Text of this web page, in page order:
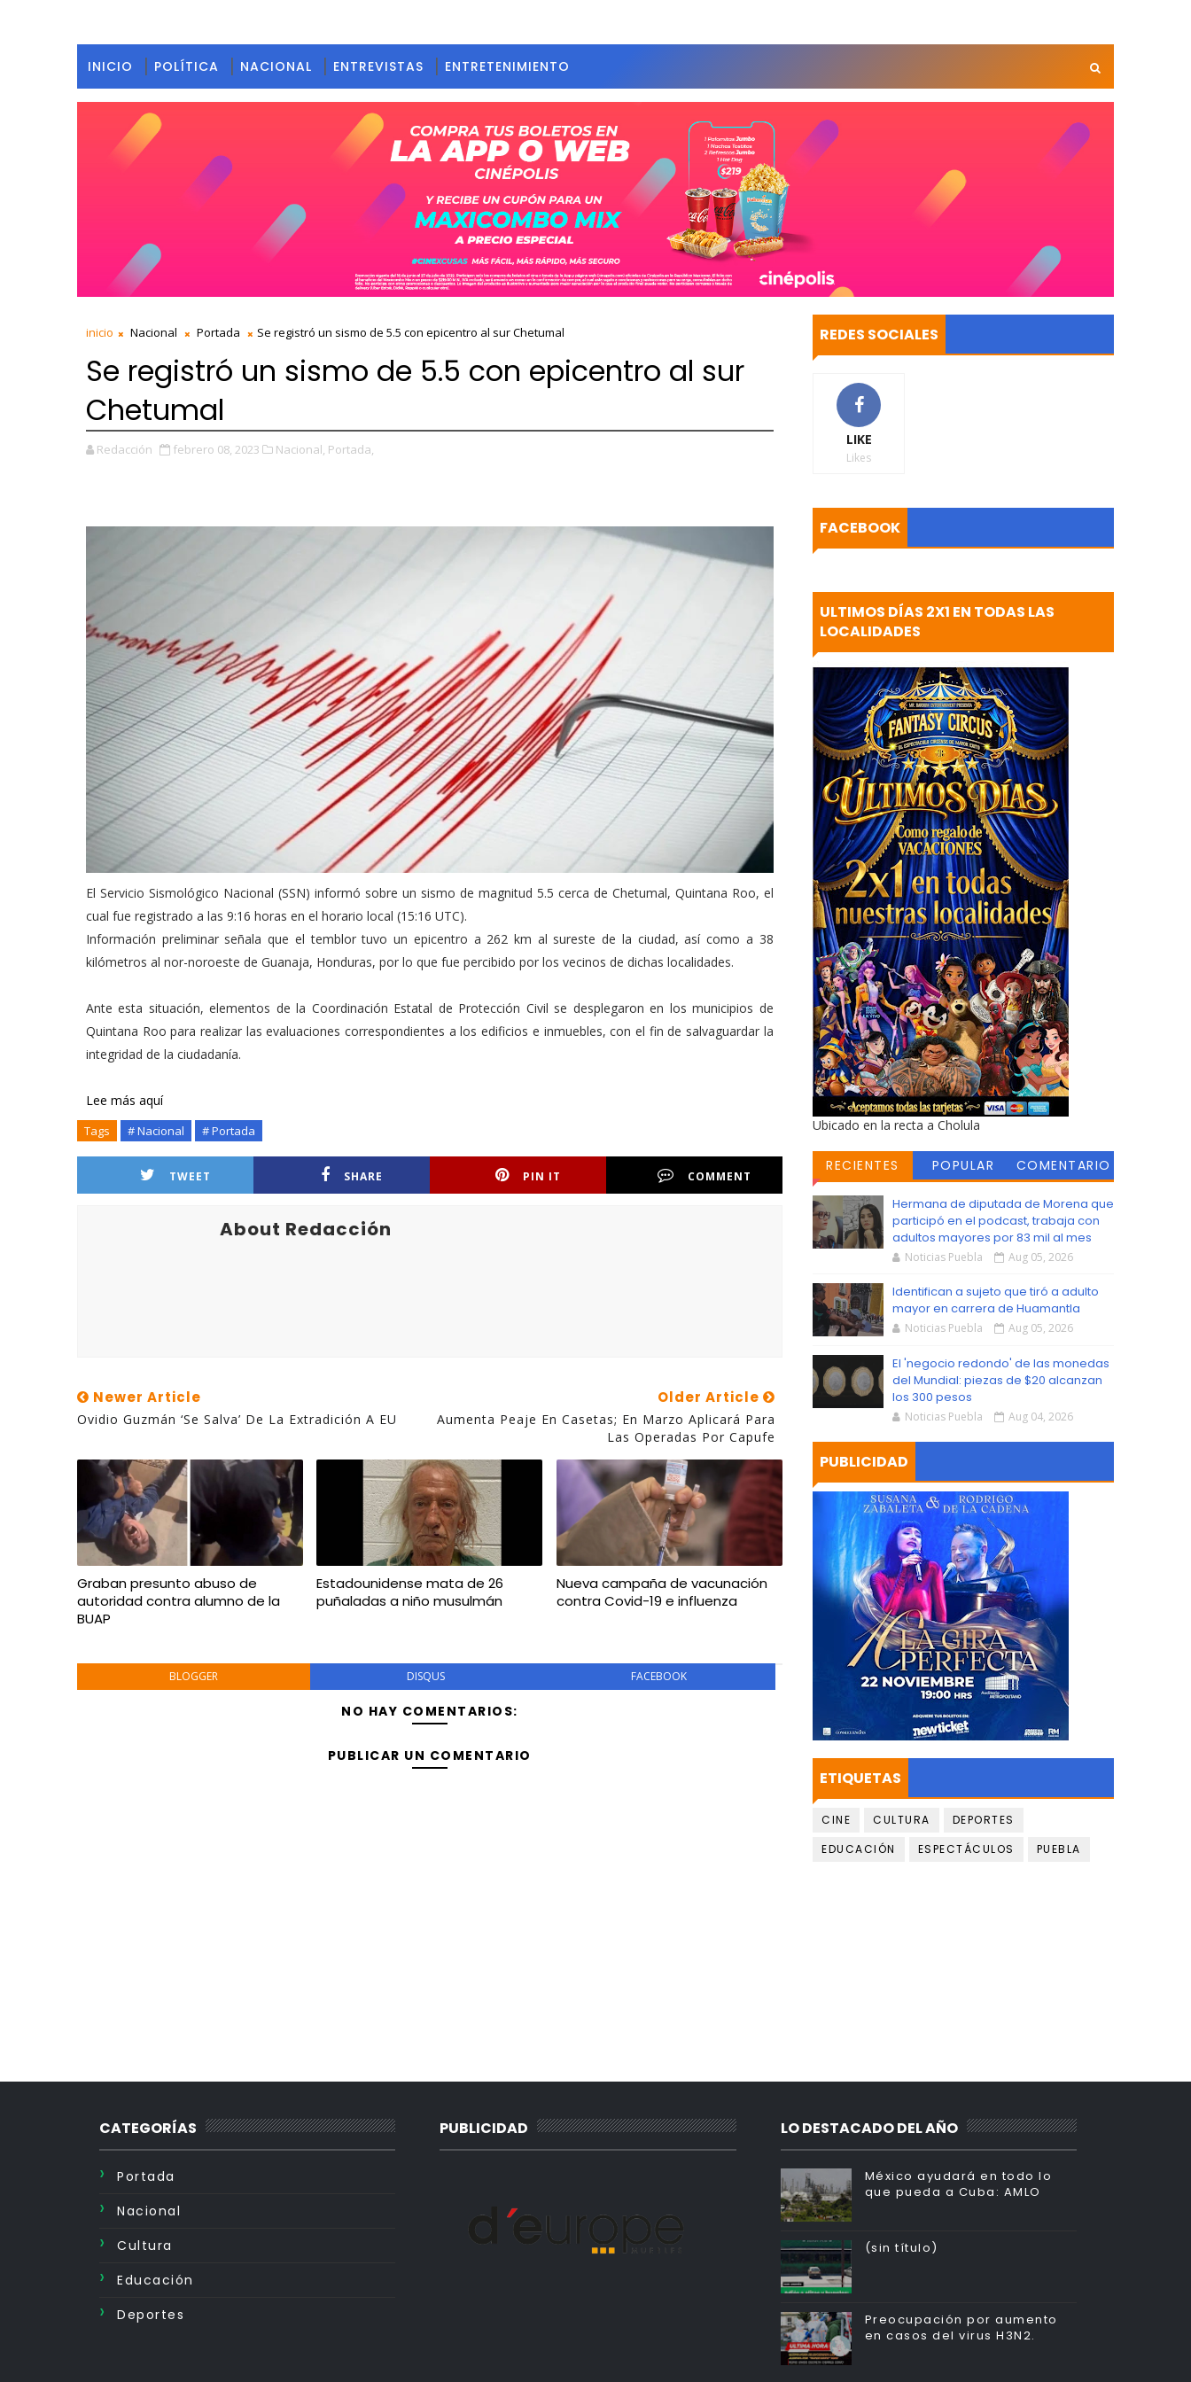
INICIO POLÍTICA NACIONAL ENTREVISTAS ENTRETENIMIENTO
inicio Nacional Portada Se registró un sismo de 5.5 con epicentro al sur Chetumal
Se registró un sismo de 5.5 con epicentro al sur
Chetumal
Redacción febrero 08, 2023 Nacional, Portada,
El Servicio Sismológico Nacional (SSN) informó sobre un sismo de magnitud 5.5 cerca de Chetumal, Quintana Roo, el
cual fue registrado a las 9:16 horas en el horario local (15:16 UTC).
Información preliminar señala que el temblor tuvo un epicentro a 262 km al sureste de la ciudad, así como a 38
kilómetros al nor-noroeste de Guanaja, Honduras, por lo que fue percibido por los vecinos de dichas localidades.
Ante esta situación, elementos de la Coordinación Estatal de Protección Civil se desplegaron en los municipios de
Quintana Roo para realizar las evaluaciones correspondientes a los edificios e inmuebles, con el fin de salvaguardar la
integridad de la ciudadanía.
Lee más aquí
Tags # Nacional # Portada
TWEET SHARE PIN IT COMMENT
About Redacción
Newer Article
Ovidio Guzmán ‘se Salva’ De La Extradición A EU
Older Article
Aumenta Peaje En Casetas; En Marzo Aplicará Para
Las Operadas Por Capufe
Graban presunto abuso de
autoridad contra alumno de la
BUAP
Estadounidense mata de 26
puñaladas a niño musulmán
Nueva campaña de vacunación
contra Covid-19 e influenza
BLOGGER DISQUS FACEBOOK
NO HAY COMENTARIOS:
PUBLICAR UN COMENTARIO
REDES SOCIALES
LIKE
Likes
FACEBOOK
ULTIMOS DÍAS 2X1 EN TODAS LAS
LOCALIDADES
Ubicado en la recta a Cholula
RECIENTES POPULAR
COMENTARIO
Hermana de diputada de Morena que
participó en el podcast, trabaja con
adultos mayores por 83 mil al mes
Noticias Puebla Aug 05, 2026
Identifican a sujeto que tiró a adulto
mayor en carrera de Huamantla
Noticias Puebla Aug 05, 2026
El 'negocio redondo' de las monedas
del Mundial: piezas de $20 alcanzan
los 300 pesos
Noticias Puebla Aug 04, 2026
PUBLICIDAD
ETIQUETAS
CINE CULTURA
DEPORTES
EDUCACIÓN
ESPECTÁCULOS PUEBLA
CATEGORÍAS
Portada
Nacional
Cultura
Educación
Deportes
PUBLICIDAD LO DESTACADO DEL AÑO
México ayudará en todo lo
que pueda a Cuba: AMLO
(sin título)
Preocupación por aumento
en casos del virus H3N2.